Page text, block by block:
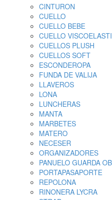
CINTURON
CUELLO
CUELLO BEBE
CUELLO
CUELLOS PLUSH
CUELLOS SOFT
ESCONDEROPA
FUNDA DE VALIJA
LLAVEROS
LONA
LUNCHERAS
MANTA
MARBETES
MATERO
NECESER
ORGANIZADORES
PANUELO GUARDA
PORTAPASAPORTE
REPOLONA
RINONERA LYCRA